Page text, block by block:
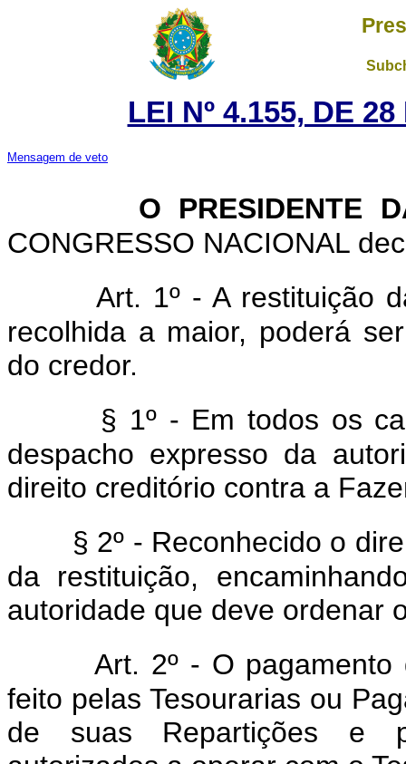
LEI Nº 4.155, DE
Mensagem de veto
O PRESIDENTE
CONGRESSO NACIONAL
Art. 1º - A restituição
recolhida a maior, poderá
do credor.
§ 1º - Em todos os
despacho expresso da
direito creditório contra a
§ 2º - Reconhecido o
da restituição,
autoridade que deve ordenar
Art. 2º - O
feito pelas Tesourarias ou
de suas Repartições e